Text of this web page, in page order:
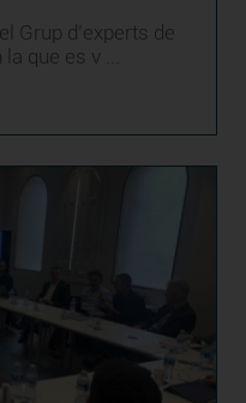
Grup d’experts de
que es v ...